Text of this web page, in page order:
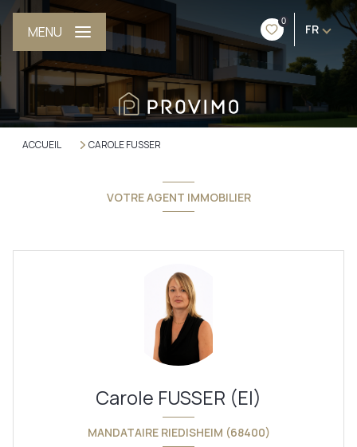
0
FR
MENU
ACCUEIL CAROLE FUSSER
VOTRE AGENT IMMOBILIER
Carole FUSSER (EI)
MANDATAIRE RIEDISHEIM (68400)